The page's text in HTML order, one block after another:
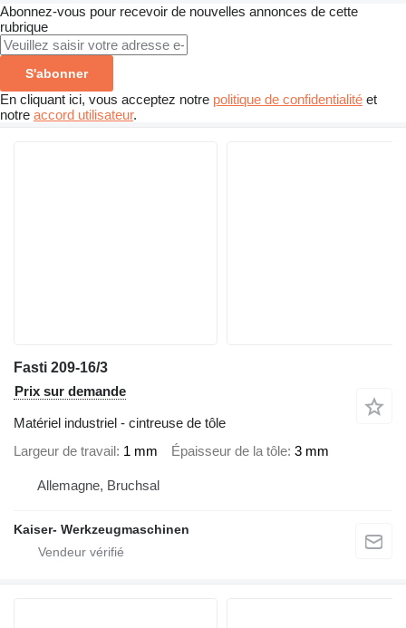
Abonnez-vous pour recevoir de nouvelles annonces de cette
rubrique
S'abonner
En cliquant ici, vous acceptez notre politique de confidentialité et
notre accord utilisateur.
Fasti 209-16/3
Prix sur demande
Matériel industriel - cintreuse de tôle
Largeur de travail 1 mm Épaisseur de la tôle 3 mm
Allemagne, Bruchsal
Kaiser- Werkzeugmaschinen